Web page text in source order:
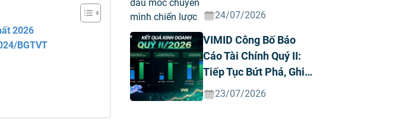
2026
BGTVT
Chiến Lược
24/07/2026
VIMID Công Bố Báo
Cáo Tài Chính Quý II:
Tiếp Tục Bứt Phá, Ghi
Nhận Doanh Thu Và
23/07/2026